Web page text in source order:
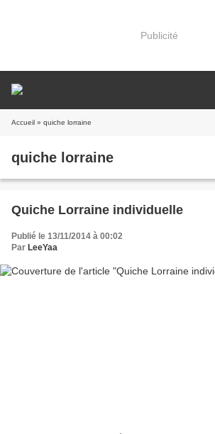
Publicité
Accueil » quiche lorraine
quiche lorraine
Quiche Lorraine individuelle
Publié le 13/11/2014 à 00:02
Par LeeYaa